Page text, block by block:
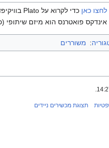
לחצו כאן כדי לקרוא על Plato בוויקיפדיה האנגלית.
אינדקס פואטרנס הוא מיזם שיתופי
: משוררים
תצוגת מכשירים ניידים